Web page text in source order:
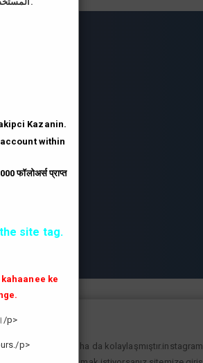
ilerlemesi daha da kolaylaşmıştır.instagram
Kazanin.
within
फॉलोअर्स प्राप्त
site tag.
ke
p>
p>